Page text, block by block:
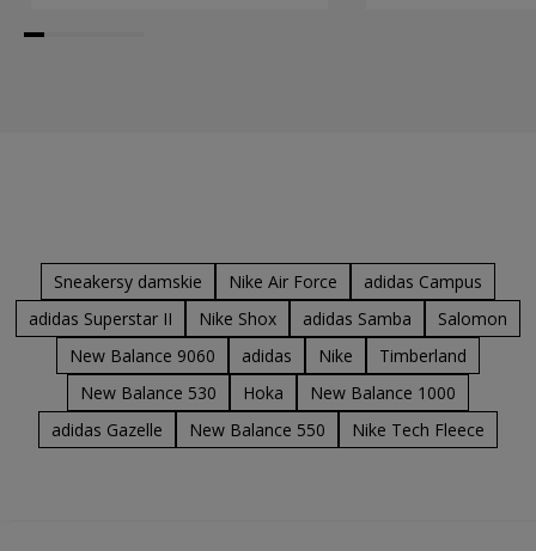
Sneakersy damskie Nike Air Force
adidas Campus
adidas Superstar II
Nike Shox adidas Samba
Salomon
New Balance 9060
adidas Nike
Timberland
New Balance 530
Hoka
New Balance 1000
adidas Gazelle
New Balance 550 Nike Tech Fleece